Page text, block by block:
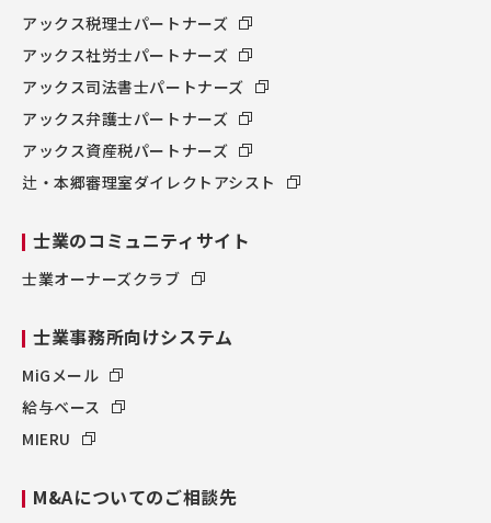
アックス税理士パートナーズ
アックス社労士パートナーズ
アックス司法書士パートナーズ
アックス弁護士パートナーズ
アックス資産税パートナーズ
辻・本郷審理室ダイレクトアシスト
士業のコミュニティサイト
士業オーナーズクラブ
士業事務所向けシステム
MiGメール
給与ベース
MIERU
M&Aについてのご相談先